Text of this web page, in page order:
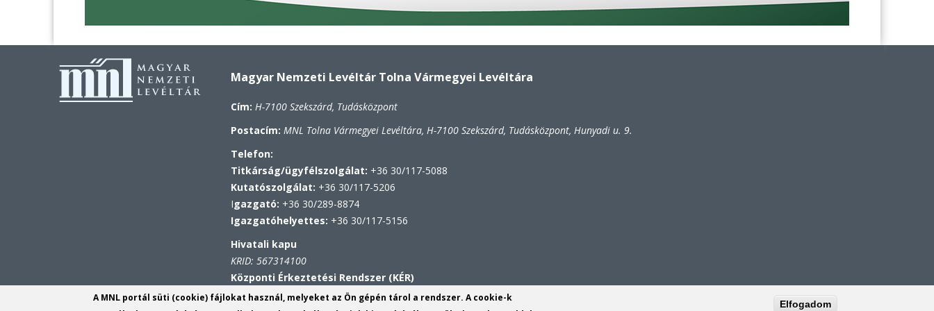
Magyar Nemzeti Levéltár Tolna Vármegyei Levéltára
Cím: H-7100 Szekszárd, Tudásközpont
Postacím: MNL Tolna Vármegyei Levéltára, H-7100 Szekszárd, Tudásközpont, Hunyadi u. 9.
Telefon:
Titkárság/ügyfélszolgálat: +36 30/117-5088
Kutatószolgálat: +36 30/117-5206
Igazgató: +36 30/289-8874
Igazgatóhelyettes: +36 30/117-5156
Hivatali kapu
KRID: 567314100
Központi Érkeztetési Rendszer (KÉR)
azonosító: MNL TVL
A MNL portál süti (cookie) fájlokat használ, melyeket az Ön gépén tárol a rendszer. A cookie-k
Elfogadom